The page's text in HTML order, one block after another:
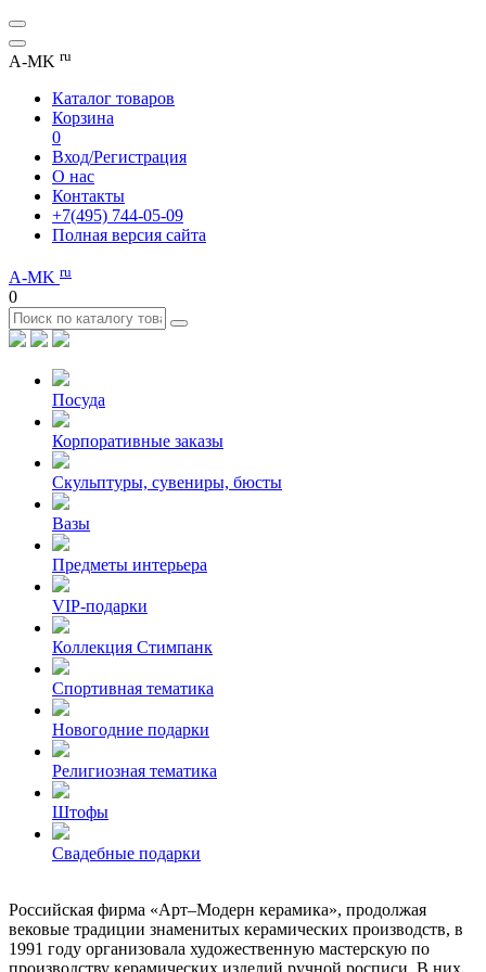
A-MK ru
Каталог товаров
Корзина
0
Вход/Регистрация
О нас
Контакты
+7(495) 744-05-09
Полная версия сайта
A-MK ru
0
Посуда
Корпоративные заказы
Скульптуры, сувениры, бюсты
Вазы
Предметы интерьера
VIP-подарки
Коллекция Стимпанк
Спортивная тематика
Новогодние подарки
Религиозная тематика
Штофы
Свадебные подарки
Российская фирма «Арт–Модерн керамика», продолжая
вековые традиции знаменитых керамических производств, в
1991 году организовала художественную мастерскую по
производству керамических изделий ручной росписи. В них